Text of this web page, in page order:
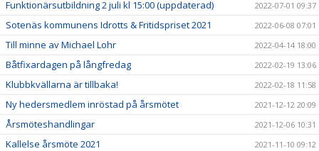
Funktionärsutbildning 2 juli kl 15:00 (uppdaterad) 2022-07-01 09:37
Sotenäs kommunens Idrotts & Fritidspriset 2021 2022-06-08 07:01
Till minne av Michael Lohr 2022-04-14 18:00
Båtfixardagen på långfredag 2022-02-19 13:06
Klubbkvällarna är tillbaka! 2022-02-18 11:58
Ny hedersmedlem inröstad på årsmötet 2021-12-12 20:09
Årsmöteshandlingar 2021-12-06 10:31
Kallelse årsmöte 2021 2021-11-10 09:12